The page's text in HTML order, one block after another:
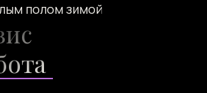
полом зимой